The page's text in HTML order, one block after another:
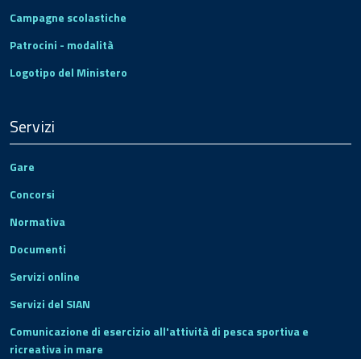
Campagne scolastiche
Patrocini - modalità
Logotipo del Ministero
Servizi
Gare
Concorsi
Normativa
Documenti
Servizi online
Servizi del SIAN
Comunicazione di esercizio all'attività di pesca sportiva e
ricreativa in mare